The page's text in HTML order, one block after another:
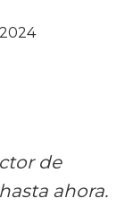
de
ahora.